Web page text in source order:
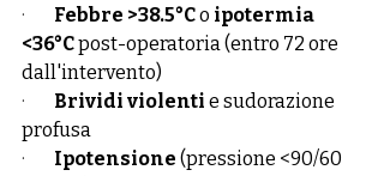
· Febbre >38.5°C o ipotermia
<36°C post-operatoria (entro 72 ore
dall'intervento)
· Brividi violenti e sudorazione
profusa
· Ipotensione (pressione <90/60